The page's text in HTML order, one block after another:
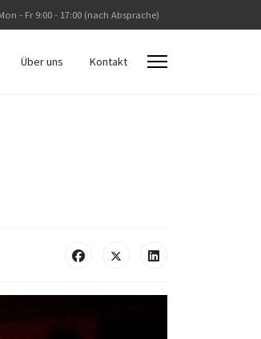
- Fr 9:00 - 17:00 (nach Absprache)
Über uns Kontakt